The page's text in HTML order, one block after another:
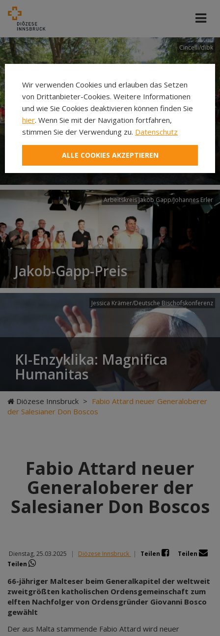
Cincelli/dibk
Neuer Pilgerweg Via
Laudato si’
Arbeitskreis Jakob Gapp/Johannes Erler
Jakob-Gapp-Preis
Jessica Krämer/Deutsche Bischofskonferenz
KI-Enzyklika: Magnifica
Humanitas
Diözese Innsbruck > Fabio Attard neuer Generaloberer
der Salesianer Don Boscos
Fabio Attard neuer
Generaloberer der
Salesianer Don Boscos
Dienstag, 25.03.2025 | Diözese Innsbruck | Teilen
Teilen
Teilen
66-jähriger Malteser beim Generalkapitel der weltweit
zweitgrößten katholischen Ordensgemeinschaft zum
elften Nachfolger von Ordensgründer Giovanni Bosco
gewählt
Der aus Malta stammende Fabio Attard wird neuer
Wir verwenden Cookies und erlauben das Setzen
von Drittanbieter-Cookies. Weitere Informationen
und wie Sie Cookies deaktivieren können finden Sie
hier. Wenn Sie mit der Navigation fortfahren,
stimmen Sie der Verwendung zu. Datenschutz
ALLE COOKIES AKZEPTIEREN